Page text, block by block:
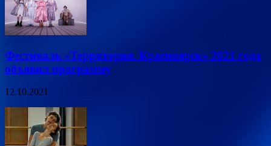
Фестиваль «Территория. Красноярск» 2021 года
объявил программу
12.10.2021